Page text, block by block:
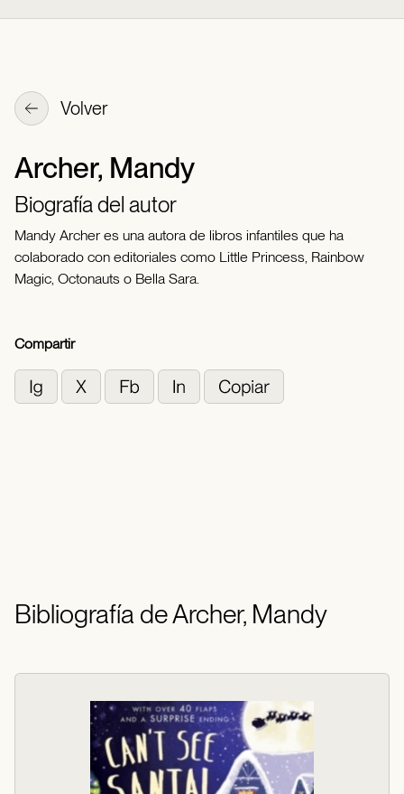
Volver
Archer, Mandy
Biografía del autor
Mandy Archer es una autora de libros infantiles que ha
colaborado con editoriales como Little Princess, Rainbow
Magic, Octonauts o Bella Sara.
Compartir
Bibliografía de Archer, Mandy